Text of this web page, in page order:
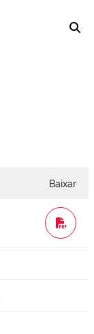
Baixar
WORD